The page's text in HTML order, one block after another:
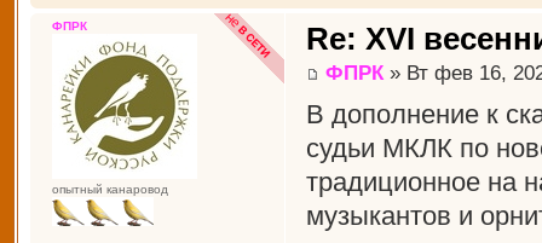
Re: XVI
ФПРК» Вт фев 16,
В дополнение к
судьи МКЛК по
традиционное на
музыкантов и
ФПРК
опытный канаровод